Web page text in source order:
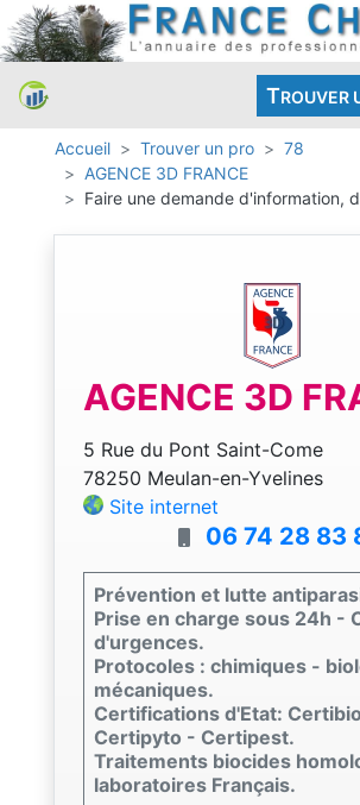
TROUVER
Accueil Trouver un pro
78
AGENCE 3D FRANCE
Faire une demande d'information,
AGENCE 3D
5 Rue du Pont Saint-Come
78250 Meulan-en-Yvelines
Site internet
06 74 28 83
Prévention et lutte
Prise en charge sous 24h -
d'urgences.
Protocoles : chimiques -
mécaniques.
Certifications d'Etat:
Certipyto - Certipest.
Traitements biocides
laboratoires Français.